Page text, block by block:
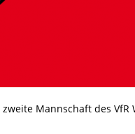
Mannschaft des VfR